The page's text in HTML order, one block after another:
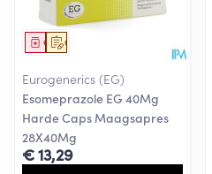
Op voorschrift
Geneesmiddel
Eurogenerics (EG)
Esomeprazole EG 40Mg
Harde Caps Maagsapres
28X40Mg
€ 13,29